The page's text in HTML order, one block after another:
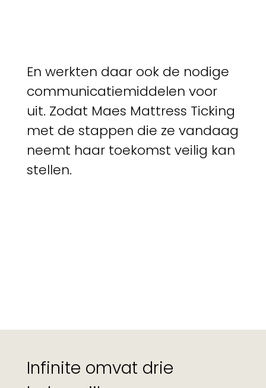
En werkten daar ook de nodige
communicatiemiddelen voor
uit. Zodat Maes Mattress Ticking
met de stappen die ze vandaag
neemt haar toekomst veilig kan
stellen.
Infinite omvat drie